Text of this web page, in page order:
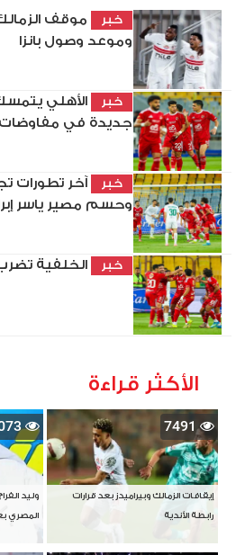
خبر
موقف
وموعد وصول بانزا
خبر
الأهلي
جديدة في مفاوضات
خبر
آخر تطورات
وحسم مصير ياسر
خبر الخلفية
الأكثر قراءة
7491
إيقافات الزمالك وبيراميدز بعد قرارات
رابطة الأندية
وليد
المصري